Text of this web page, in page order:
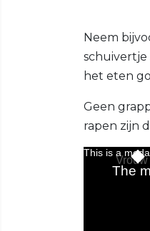
Neem
schuivertje
het eten
Geen
rapen zijn